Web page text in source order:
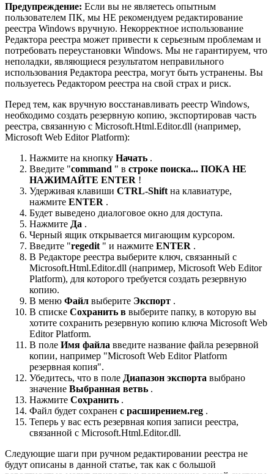
Предупреждение: Если вы не являетесь опытным
пользователем ПК, мы НЕ рекомендуем редактирование
реестра Windows вручную. Некорректное использование
Редактора реестра может привести к серьезным проблемам и
потребовать переустановки Windows. Мы не гарантируем, что
неполадки, являющиеся результатом неправильного
использования Редактора реестра, могут быть устранены. Вы
пользуетесь Редактором реестра на свой страх и риск.
Перед тем, как вручную восстанавливать реестр Windows,
необходимо создать резервную копию, экспортировав часть
реестра, связанную с Microsoft.Html.Editor.dll (например,
Microsoft Web Editor Platform):
Нажмите на кнопку Начать .
Введите "command " в строке поиска... ПОКА НЕ
НАЖИМАЙТЕ ENTER !
Удерживая клавиши CTRL-Shift на клавиатуре,
нажмите ENTER .
Будет выведено диалоговое окно для доступа.
Нажмите Да .
Черный ящик открывается мигающим курсором.
Введите "regedit " и нажмите ENTER .
В Редакторе реестра выберите ключ, связанный с
Microsoft.Html.Editor.dll (например, Microsoft Web Editor
Platform), для которого требуется создать резервную
копию.
В меню Файл выберите Экспорт .
В списке Сохранить в выберите папку, в которую вы
хотите сохранить резервную копию ключа Microsoft Web
Editor Platform.
В поле Имя файла введите название файла резервной
копии, например "Microsoft Web Editor Platform
резервная копия".
Убедитесь, что в поле Диапазон экспорта выбрано
значение Выбранная ветвь .
Нажмите Сохранить .
Файл будет сохранен с расширением.reg .
Теперь у вас есть резервная копия записи реестра,
связанной с Microsoft.Html.Editor.dll.
Следующие шаги при ручном редактировании реестра не
будут описаны в данной статье, так как с большой